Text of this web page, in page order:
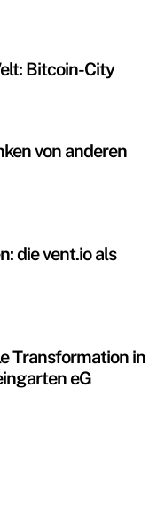
Bitcoin-City
von anderen
die vent.io als
Transformation in
eG